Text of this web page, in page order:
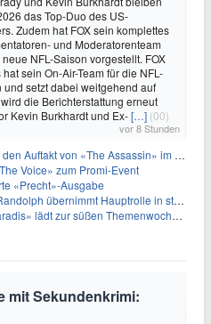
das Top-Duo des US-
Zudem hat FOX sein komplettes
und Moderatorenteam
NFL-Saison vorgestellt. FOX
hat sein On-Air-Team für die NFL-
setzt dabei weitgehend auf
die Berichterstattung erneut
Kevin Burkhardt und Ex-[…] (00)
vor 8 Stunden
Auftakt von «The Assassin» im Fernsehen
Voice» zum Promi-Event
«Precht»-Ausgabe
Hauptrolle in starbesetzter schwarzer Komödie
lädt zur süßen Themenwoche ein
mit Sekundenkrimi: